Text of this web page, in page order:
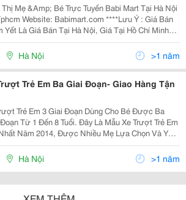
Mẹ &Amp; Bé Trực Tuyến Babi Mart Tại Hà Nội
****Lưu Ý : Giá Bán
Yết Là Giá Bán Tại Hà Nội, Giá Tại Hồ Chí Minh
Cao Hoặc Thấp Hơn Giá Bán Tại Hà Nội Do Chi
Chuyển, Chi Tiết Vui Lòn
Hà Nội >1 năm
Trẻ Em Ba Giai Đoạn- Giao Hàng Tận
Trẻ Em 3 Giai Đoạn Dùng Cho Bé Được Ba
Từ 1 Đến 8 Tuổi. Đây Là Mẫu Xe Trượt Trẻ Em
Năm 2014, Được Nhiều Mẹ Lựa Chọn Và Yêu
Vì Tính Năng, Chất Liệu Cũng Như Màu Sắc Sản
Phẩm. Sản Phẩm Xe Trượt Trẻ Em Ba Giai Đoạn N
Hà Nội >1 năm